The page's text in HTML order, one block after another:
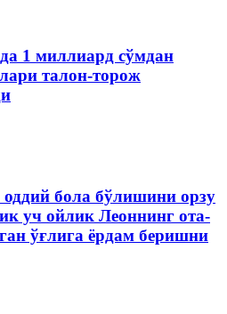
1 миллиард сўмдан
талон-торож
бола бўлишини орзу
уч ойлик Леоннинг ота-
ўғлига ёрдам беришни